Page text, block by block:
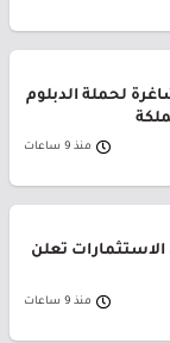
لحملة الدبلوم
منذ 9 ساعات
تعلن
منذ 9 ساعات